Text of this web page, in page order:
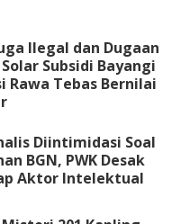
Ilegal dan Dugaan
Subsidi Bayangi
Rawa Tebas Bernilai
Diintimidasi Soal
BGN, PWK Desak
Aktor Intelektual